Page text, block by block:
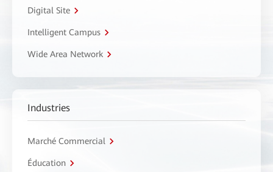
Digital Site
Intelligent Campus
Wide Area Network
Industries
Marché Commercial
Éducation